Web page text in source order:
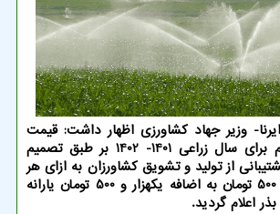
وزیر جهاد کشاورزی اظهار داشت: قیمت
خرید تضمینی گندم برای سال زراعی 1401- 1402 بر طبق تصمیم
از تولید و تشویق کشاورزان به ازای هر
کیلوگرم 19 هزار و 500 تومان به اضافه یکهزار و 500 تومان یارانه
اعلام گردید.